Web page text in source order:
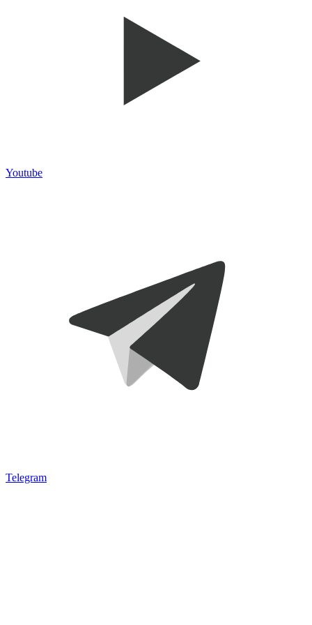
Youtube
Telegram